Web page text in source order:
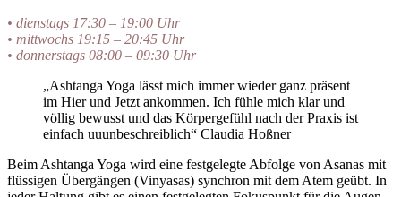
• dienstags 17:30 – 19:00 Uhr
• mittwochs 19:15 – 20:45 Uhr
• donnerstags 08:00 – 09:30 Uhr
„Ashtanga Yoga lässt mich immer wieder ganz präsent
im Hier und Jetzt ankommen. Ich fühle mich klar und
völlig bewusst und das Körpergefühl nach der Praxis ist
einfach uuunbeschreiblich“ Claudia Hoßner
Beim Ashtanga Yoga wird eine festgelegte Abfolge von Asanas mit
flüssigen Übergängen (Vinyasas) synchron mit dem Atem geübt. In